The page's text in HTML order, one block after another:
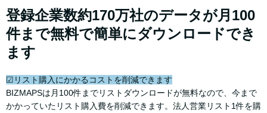
登録企業数約170万社のデータが月100
件まで無料で簡単にダウンロードでき
ます
☑リスト購入にかかるコストを削減できます
BIZMAPSは月100件までリストダウンロードが無料なので、今まで
かかっていたリスト購入費を削減できます。法人営業リスト1件を購